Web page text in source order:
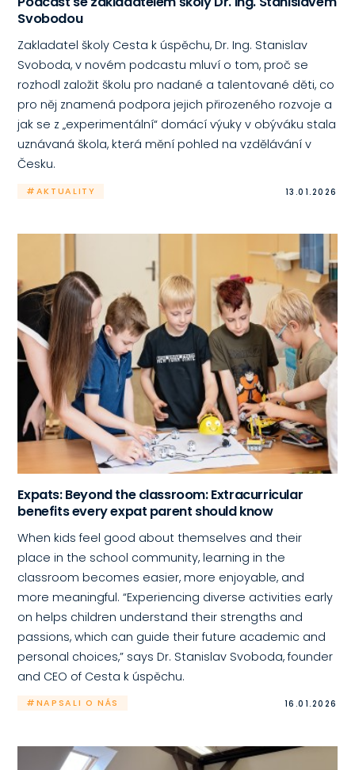
Svobodou
Zakladatel školy Cesta k úspěchu, Dr. Ing. Stanislav
Svoboda, v novém podcastu mluví o tom, proč se
rozhodl založit školu pro nadané a talentované děti, co
pro něj znamená podpora jejich přirozeného rozvoje a
jak se z „experimentální“ domácí výuky v obýváku stala
uznávaná škola, která mění pohled na vzdělávání v
Česku.
#AKTUALITY 13.01.2026
Expats: Beyond the classroom: Extracurricular
benefits every expat parent should know
When kids feel good about themselves and their
place in the school community, learning in the
classroom becomes easier, more enjoyable, and
more meaningful. “Experiencing diverse activities early
on helps children understand their strengths and
passions, which can guide their future academic and
personal choices,” says Dr. Stanislav Svoboda, founder
and CEO of Cesta k úspěchu.
#NAPSALI O NÁS 16.01.2026